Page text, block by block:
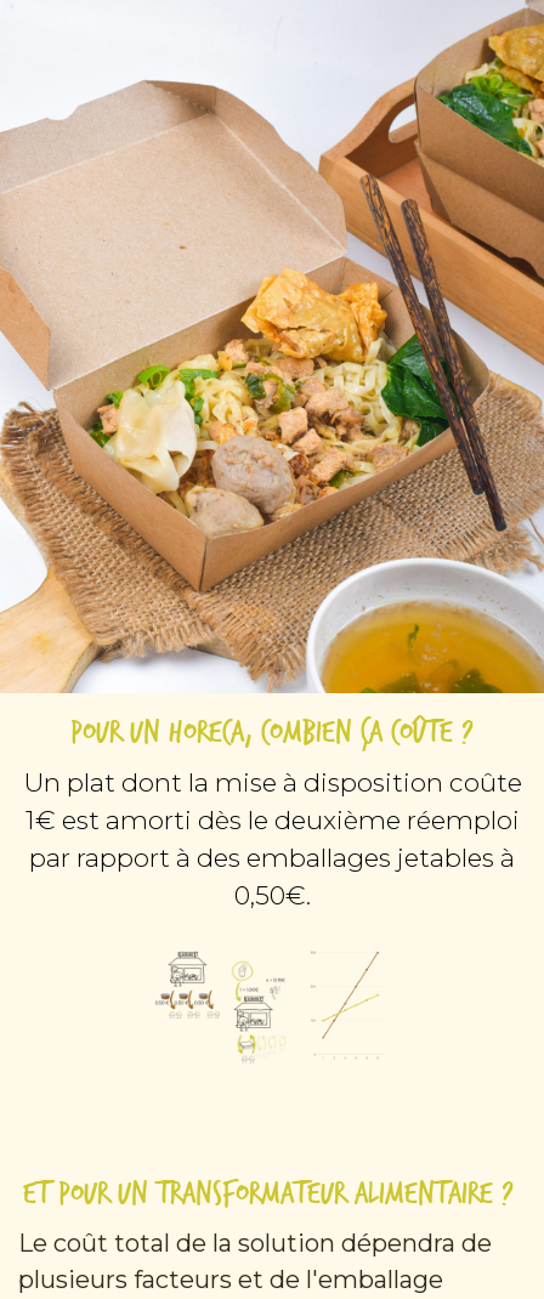
Pour un HORECA, combien ça coûte ?
Un plat dont la mise à disposition coûte
1€ est amorti dès le deuxième réemploi
par rapport à des emballages jetables à
0,50€.
Et pour un transformateur alimentaire ?
Le coût total de la solution dépendra de
plusieurs facteurs et de l'emballage